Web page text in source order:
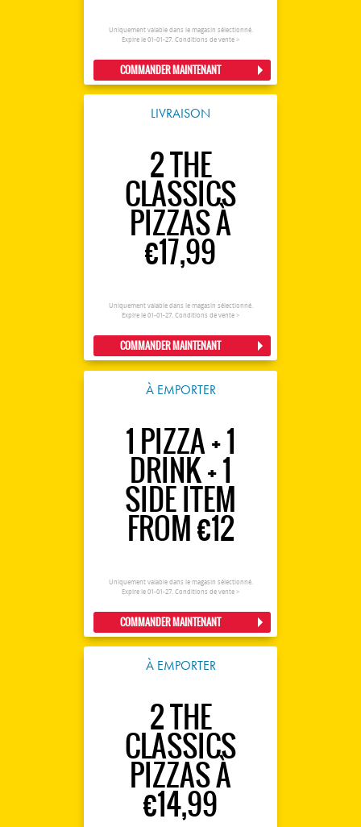
Uniquement valable dans le magasin sélectionné.
Expire le 01-01-27. Conditions de vente >
COMMANDER MAINTENANT
LIVRAISON
2 THE
CLASSICS
PIZZAS À
€17,99
Uniquement valable dans le magasin sélectionné.
Expire le 01-01-27. Conditions de vente >
COMMANDER MAINTENANT
À EMPORTER
1 PIZZA + 1
DRINK + 1
SIDE ITEM
FROM €12
Uniquement valable dans le magasin sélectionné.
Expire le 01-01-27. Conditions de vente >
COMMANDER MAINTENANT
À EMPORTER
2 THE
CLASSICS
PIZZAS À
€14,99